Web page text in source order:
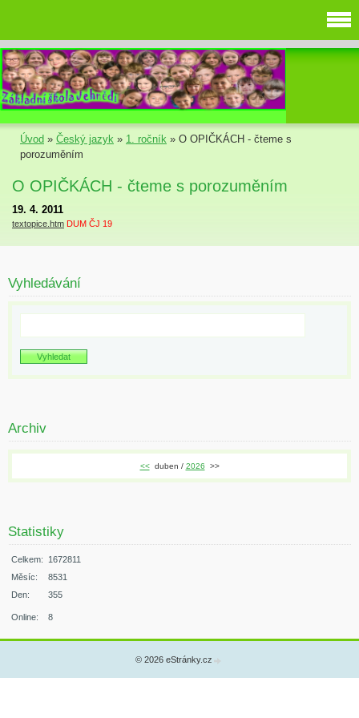
Úvod » Český jazyk » 1. ročník » O OPIČKÁCH - čteme s
porozuměním
O OPIČKÁCH - čteme s porozuměním
19. 4. 2011
textopice.htm DUM ČJ 19
Vyhledávání
Archiv
<< duben / 2026 >>
Statistiky
Online: 8
Celkem:
1672811
Měsíc:
8531
Den:
355
© 2026 eStránky.cz